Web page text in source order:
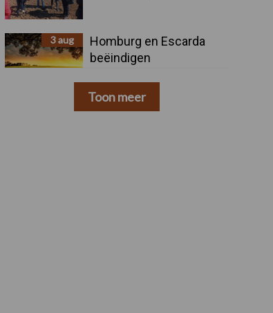
3 aug
Homburg en Escarda
beëindigen
Toon meer